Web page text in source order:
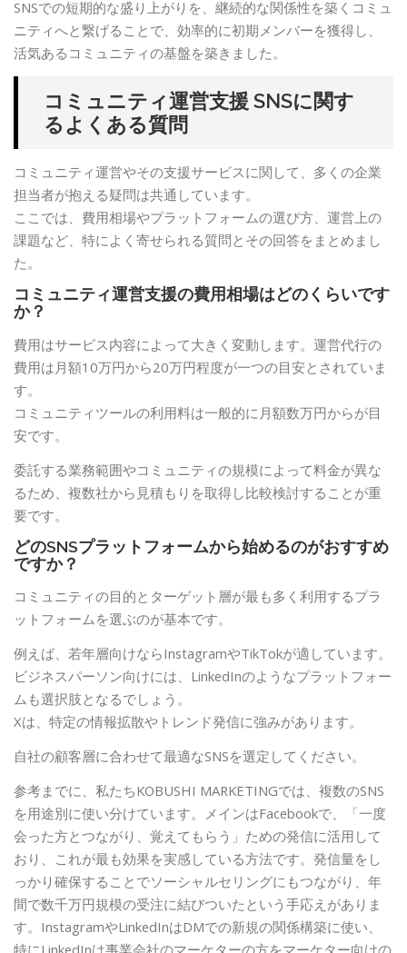
SNSでの短期的な盛り上がりを、継続的な関係性を築くコミュ
ニティへと繋げることで、効率的に初期メンバーを獲得し、
活気あるコミュニティの基盤を築きました。
コミュニティ運営支援 SNSに関す
るよくある質問
コミュニティ運営やその支援サービスに関して、多くの企業
担当者が抱える疑問は共通しています。
ここでは、費用相場やプラットフォームの選び方、運営上の
課題など、特によく寄せられる質問とその回答をまとめまし
た。
コミュニティ運営支援の費用相場はどのくらいです
か？
費用はサービス内容によって大きく変動します。運営代行の
費用は月額10万円から20万円程度が一つの目安とされていま
す。
コミュニティツールの利用料は一般的に月額数万円からが目
安です。
委託する業務範囲やコミュニティの規模によって料金が異な
るため、複数社から見積もりを取得し比較検討することが重
要です。
どのSNSプラットフォームから始めるのがおすすめ
ですか？
コミュニティの目的とターゲット層が最も多く利用するプラ
ットフォームを選ぶのが基本です。
例えば、若年層向けならInstagramやTikTokが適しています。
ビジネスパーソン向けには、LinkedInのようなプラットフォー
ムも選択肢となるでしょう。
Xは、特定の情報拡散やトレンド発信に強みがあります。
自社の顧客層に合わせて最適なSNSを選定してください。
参考までに、私たちKOBUSHI MARKETINGでは、複数のSNS
を用途別に使い分けています。メインはFacebookで、「一度
会った方とつながり、覚えてもらう」ための発信に活用して
おり、これが最も効果を実感している方法です。発信量をし
っかり確保することでソーシャルセリングにもつながり、年
間で数千万円規模の受注に結びついたという手応えがありま
す。InstagramやLinkedInはDMでの新規の関係構築に使い、